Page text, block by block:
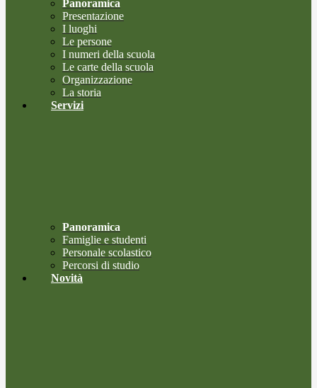
Panoramica
Presentazione
I luoghi
Le persone
I numeri della scuola
Le carte della scuola
Organizzazione
La storia
Servizi
Panoramica
Famiglie e studenti
Personale scolastico
Percorsi di studio
Novità